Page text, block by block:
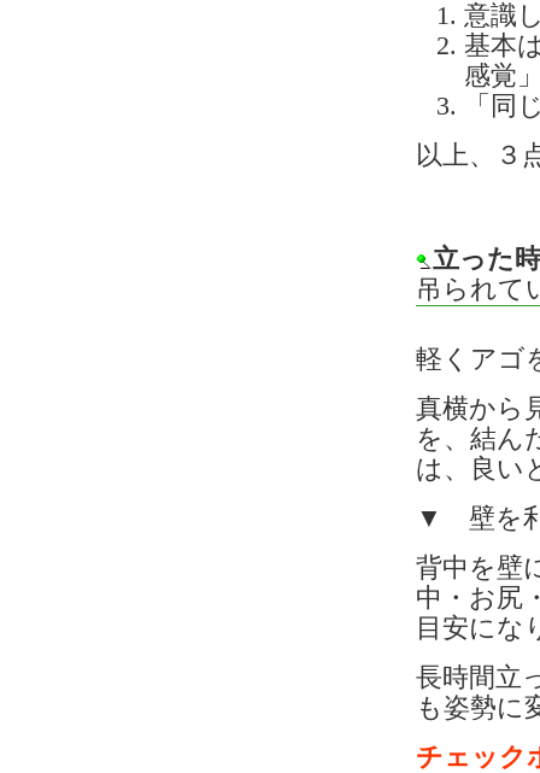
意識
基本
感覚
「同
以上、３
立った
吊られて
軽くアゴ
真横から
を、結ん
は、良い
▼ 壁を利
背中を壁
中・お尻
目安にな
長時間立
も姿勢に
チェック